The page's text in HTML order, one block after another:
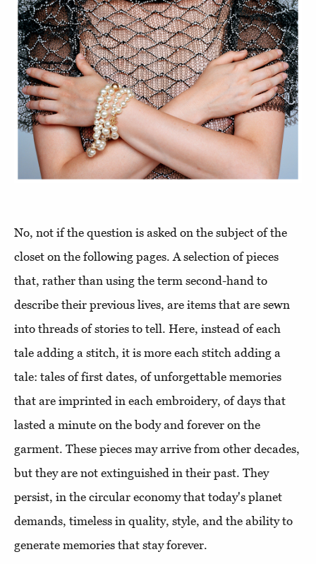
No, not if the question is asked on the subject of the
closet on the following pages. A selection of pieces
that, rather than using the term second-hand to
describe their previous lives, are items that are sewn
into threads of stories to tell. Here, instead of each
tale adding a stitch, it is more each stitch adding a
tale: tales of first dates, of unforgettable memories
that are imprinted in each embroidery, of days that
lasted a minute on the body and forever on the
garment. These pieces may arrive from other decades,
but they are not extinguished in their past. They
persist, in the circular economy that today's planet
demands, timeless in quality, style, and the ability to
generate memories that stay forever.